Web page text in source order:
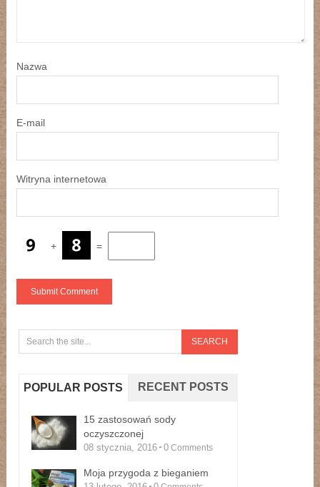
Nazwa
E-mail
Witryna internetowa
+ =
POPULAR POSTS RECENT POSTS
15 zastosowań sody
oczyszczonej
08 stycznia, 2016 0 Comments
Moja przygoda z bieganiem